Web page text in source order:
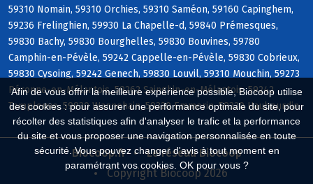
Afin de vous offrir la meilleure expérience possible, Biocoop utilise
des cookies : pour assurer une performance optimale du site, pour
récolter des statistiques afin d'analyser le trafic et la performance
du site et vous proposer une navigation personnalisée en toute
sécurité. Vous pouvez changer d'avis à tout moment en
paramétrant vos cookies. OK pour vous ?
59310 Nomain, 59310 Orchies, 59310 Saméon, 59160 Capinghem,
59236 Frelinghien, 59930 La Chapelle-d, 59840 Prémesques,
59830 Bachy, 59830 Bourghelles, 59830 Bouvines, 59780
Camphin-en-Pévèle, 59242 Cappelle-en-Pévèle, 59830 Cobrieux,
59830 Cysoing, 59242 Genech, 59830 Louvil, 59310 Mouchin, 59273
Péronne-en-Mélantois, 59262 Sainghin-en-Mélantois, 59242
Templeuve, 59830 Wannehain, 59320 Emmerin, 59320 Haubourdin
Biocoop.fr
Le réseau Biocoop
Copyright Biocoop 2026